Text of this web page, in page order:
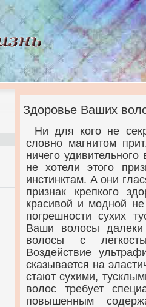
Здоровье Ваших
Ни для кого не
словно магнитом
ничего
не хотели этого
инстинктам. А они
признак крепкого
красивой и модной
погрешности сухих
Ваши волосы далеки
волосы с
Воздействие
сказывается на
стают сухими,
волос требует
повышенным